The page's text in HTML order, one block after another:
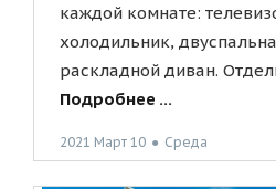
каждой комнате:
холодильник,
раскладной диван.
Подробнее ...
2021 Март 10 ● Среда